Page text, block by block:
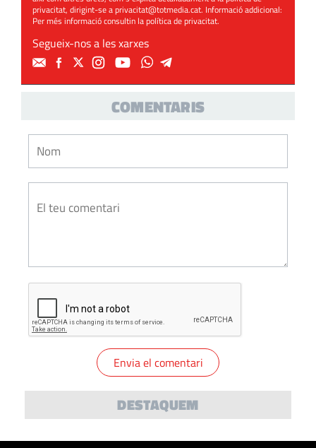
privacitat, dirigint-se aprivacitat@totmedia.cat. Informació addicional:
Per més informació consultin lapolítica de privacitat.
Segueix-nos a les xarxes
COMENTARIS
DESTAQUEM